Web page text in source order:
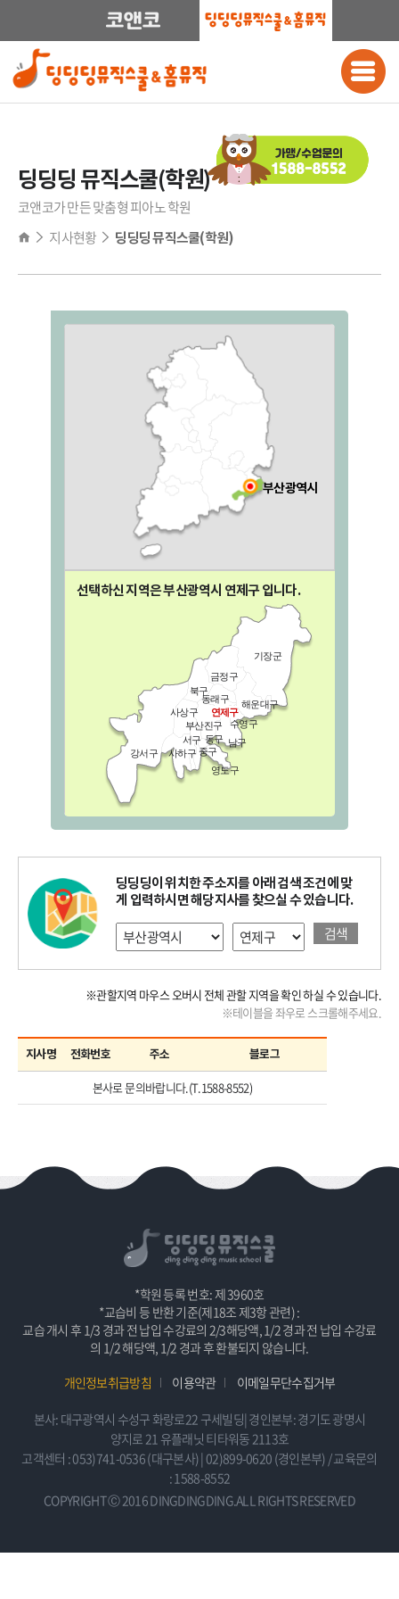
딩딩딩 뮤직스쿨(학원)
코앤코가 만든 맞춤형 피아노 학원
지사현황
딩딩딩 뮤직스쿨(학원)
부산광역시
선택하신 지역은 부산광역시 연제구입니다.
기장군
금정구
북구
동래구 해운대구
사상구
연제구
부산진구
수영구
서구 동구 남구
강서구
사하구 중구
영도구
딩딩딩이 위치한 주소지를 아래 검색 조건에 맞
게 입력하시면 해당지사를 찾으실 수 있습니다.
검색
※관할지역 마우스 오버시 전체 관할 지역을 확인 하실 수 있습니다.
※테이블을 좌우로 스크롤해주세요.
지사명 전화번호 주소 블로그
본사로 문의바랍니다.(T.1588-8552)
*학원 등록 번호: 제 3960호
*교습비 등 반환 기준(제18조 제3항 관련) :
교습 개시 후 1/3 경과 전 납입 수강료의 2/3해당액, 1/2 경과 전 납입 수강료
의 1/2 해당액, 1/2 경과 후 환불되지 않습니다.
개인정보취급방침
이용약관 이메일무단수집거부
본사: 대구광역시 수성구 화랑로22 구세빌딩| 경인본부: 경기도 광명시
양지로 21 유플래닛 티타워동 2113호
고객센터 : 053)741-0536 (대구본사) | 02)899-0620 (경인본부) / 교육문의
: 1588-8552
COPYRIGHT Ⓒ 2016 DINGDINGDING.ALL RIGHTS RESERVED